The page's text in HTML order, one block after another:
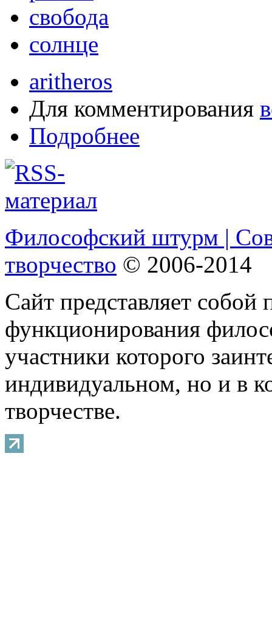
свобода
солнце
aritheros
Для комментирования
Подробнее
Философский штурм |
творчество © 2006-2014
Сайт представляет собой
функционирования
участники которого
индивидуальном, но и в
творчестве.